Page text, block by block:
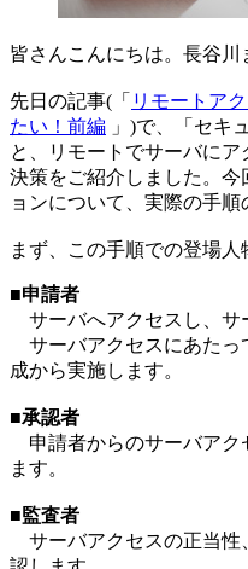
皆さんこんにちは。長谷川
先日の記事(「 リモートア
たい！前編 」)で、「セキ
と、リモートでサーバに
決策をご紹介しました。
ョンについて、実際の手順
まず、この手順での登場人
■申請者
サーバへアクセスし、サ
サーバアクセスにあたっ
成から実施します。
■承認者
申請者からのサーバアク
ます。
■監査者
サーバアクセスの正当性